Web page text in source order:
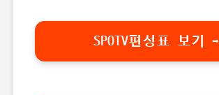
SPOTV편성표 보기 ➡️